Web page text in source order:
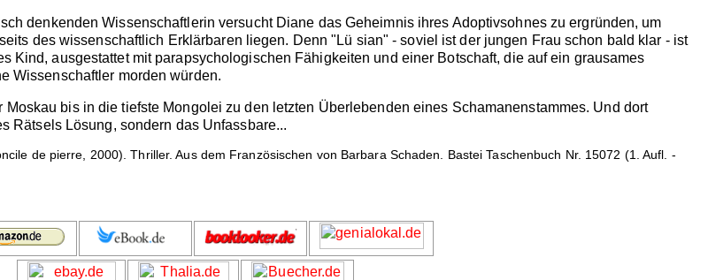
denkenden Wissenschaftlerin versucht Diane das Geheimnis ihres Adoptivsohnes zu ergründen, um
des wissenschaftlich Erklärbaren liegen. Denn "Lü sian" - soviel ist der jungen Frau schon bald klar - ist
Kind, ausgestattet mit parapsychologischen Fähigkeiten und einer Botschaft, die auf ein grausames
Wissenschaftler morden würden.
Moskau bis in die tiefste Mongolei zu den letzten Überlebenden eines Schamanenstammes. Und dort
Rätsels Lösung, sondern das Unfassbare...
de pierre, 2000). Thriller. Aus dem Französischen von Barbara Schaden. Bastei Taschenbuch Nr. 15072 (1. Aufl. -